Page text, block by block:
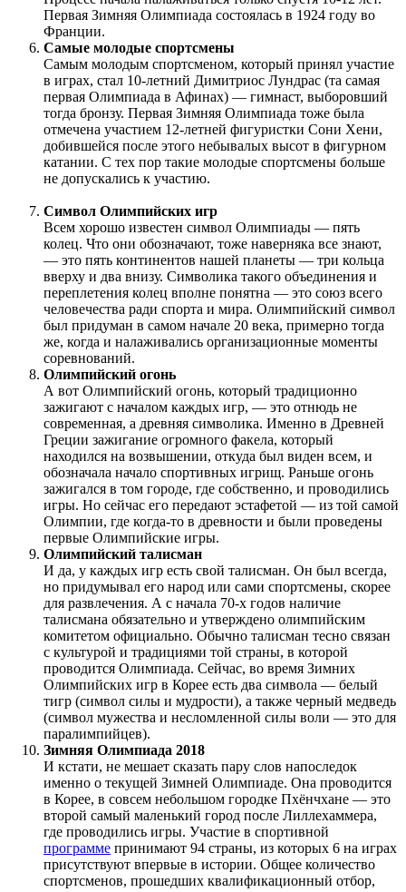
Первая Зимняя Олимпиада состоялась в 1924 году во
Франции.
Самые молодые спортсмены
Самым молодым спортсменом, который принял участие
в играх, стал 10-летний Димитриос Лундрас (та самая
первая Олимпиада в Афинах) — гимнаст, выборовший
тогда бронзу. Первая Зимняя Олимпиада тоже была
отмечена участием 12-летней фигуристки Сони Хени,
добившейся после этого небывалых высот в фигурном
катании. С тех пор такие молодые спортсмены больше
не допускались к участию.
Символ Олимпийских игр
Всем хорошо известен символ Олимпиады — пять
колец. Что они обозначают, тоже наверняка все знают,
— это пять континентов нашей планеты — три кольца
вверху и два внизу. Символика такого объединения и
переплетения колец вполне понятна — это союз всего
человечества ради спорта и мира. Олимпийский символ
был придуман в самом начале 20 века, примерно тогда
же, когда и налаживались организационные моменты
соревнований.
Олимпийский огонь
А вот Олимпийский огонь, который традиционно
зажигают с началом каждых игр, — это отнюдь не
современная, а древняя символика. Именно в Древней
Греции зажигание огромного факела, который
находился на возвышении, откуда был виден всем, и
обозначала начало спортивных игрищ. Раньше огонь
зажигался в том городе, где собственно, и проводились
игры. Но сейчас его передают эстафетой — из той самой
Олимпии, где когда-то в древности и были проведены
первые Олимпийские игры.
Олимпийский талисман
И да, у каждых игр есть свой талисман. Он был всегда,
но придумывал его народ или сами спортсмены, скорее
для развлечения. А с начала 70-х годов наличие
талисмана обязательно и утверждено олимпийским
комитетом официально. Обычно талисман тесно связан
с культурой и традициями той страны, в которой
проводится Олимпиада. Сейчас, во время Зимних
Олимпийских игр в Корее есть два символа — белый
тигр (символ силы и мудрости), а также черный медведь
(символ мужества и несломленной силы воли — это для
паралимпийцев).
Зимняя Олимпиада 2018
И кстати, не мешает сказать пару слов напоследок
именно о текущей Зимней Олимпиаде. Она проводится
в Корее, в совсем небольшом городке Пхёнчхане — это
второй самый маленький город после Лиллехаммера,
где проводились игры. Участие в спортивной
программе принимают 94 страны, из которых 6 на играх
присутствуют впервые в истории. Общее количество
спортсменов, прошедших квалификационный отбор,